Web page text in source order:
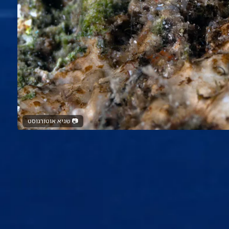
📷 שגיא אוטורגוסט